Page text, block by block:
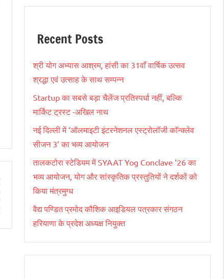
Recent Posts
श्री योग अभ्यास आश्रम, हांसी का 31वाँ वार्षिक उत्सव
श्रद्धा एवं उत्साह के साथ सम्पन्न
Startup का सबसे बड़ा चैलेंज प्रतिस्पर्धा नहीं, बल्कि
मार्किट ट्रस्ट -अखिल नाथ
नई दिल्ली में ‘ऑलमाइटी इंटरनेशनल एस्ट्रोलॉजी कॉन्क्लेव
सीजन 3’ का भव्य आयोजन
तालकटोरा स्टेडियम में SYAAT Yog Conclave ’26 का
भव्य आयोजन, योग और सांस्कृतिक प्रस्तुतियों ने दर्शकों को
किया मंत्रमुग्ध
वैद्य पण्डित प्रमोद कौशिक आइडियल पत्रकार संगठन
हरियाणा के प्रदेश अध्यक्ष नियुक्त